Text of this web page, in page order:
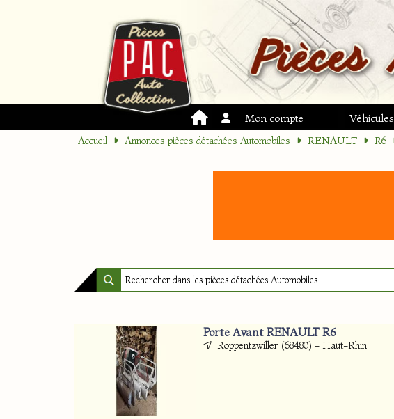
Mon compte Véhicules
Accueil Annonces pièces détachées Automobiles RENAULT R6
Porte Avant RENAULT R6
Roppentzwiller (68480) - Haut-Rhin